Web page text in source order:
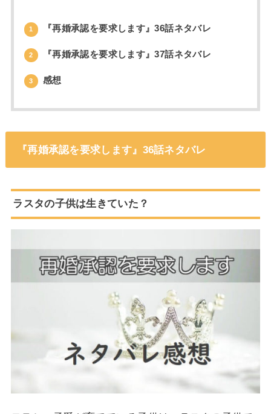
1 『再婚承認を要求します』36話ネタバレ
2 『再婚承認を要求します』37話ネタバレ
3 感想
『再婚承認を要求します』36話ネタバレ
ラスタの子供は生きていた？